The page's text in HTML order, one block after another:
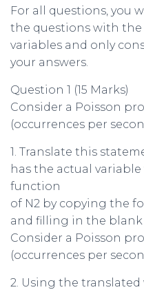
For all questions, you
the questions with the
variables and only
your answers.
Question 1 (15 Marks)
Consider a Poisson
(occurrences per
1. Translate this
has the actual
function
of N2 by copying the
and filling in the blank
Consider a Poisson
(occurrences per
2. Using the